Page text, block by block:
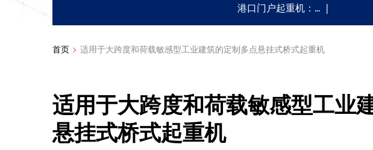
港口门户起重机：…
首页 适用于大跨度和荷载敏感型工业建筑的定制多点悬挂式桥式起重机
适用于大跨度和荷载敏感型工业
悬挂式桥式起重机